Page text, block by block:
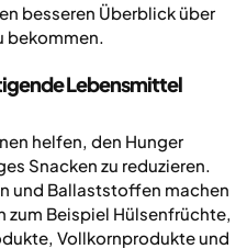
besseren Überblick über
bekommen.
Lebensmittel
helfen, den Hunger
Snacken zu reduzieren.
und Ballaststoffen machen
zum Beispiel Hülsenfrüchte,
Vollkornprodukte und